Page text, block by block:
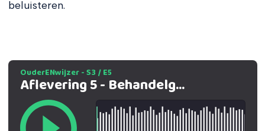
beluisteren.